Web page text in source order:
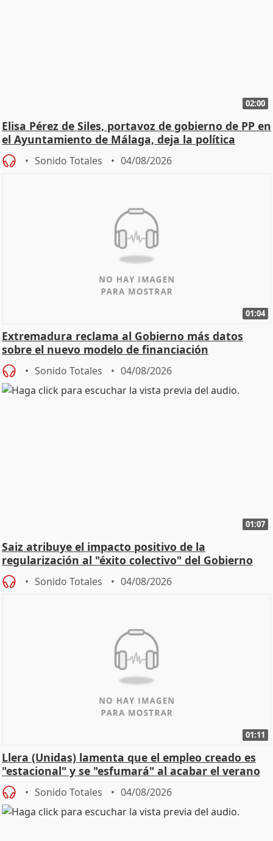
02:00
Elisa Pérez de Siles, portavoz de gobierno de PP en
el Ayuntamiento de Málaga, deja la política
Sonido Totales 04/08/2026
01:04
Extremadura reclama al Gobierno más datos
sobre el nuevo modelo de financiación
Sonido Totales 04/08/2026
01:07
Saiz atribuye el impacto positivo de la
regularización al "éxito colectivo" del Gobierno
Sonido Totales 04/08/2026
01:11
Llera (Unidas) lamenta que el empleo creado es
"estacional" y se "esfumará" al acabar el verano
Sonido Totales 04/08/2026